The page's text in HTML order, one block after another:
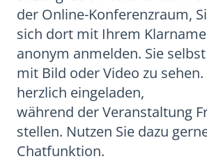
der Online-Konferenzraum,
sich dort mit Ihrem
anonym anmelden. Sie
mit Bild oder Video zu sehen.
herzlich eingeladen,
während der Veranstaltung
stellen. Nutzen Sie dazu
Chatfunktion.